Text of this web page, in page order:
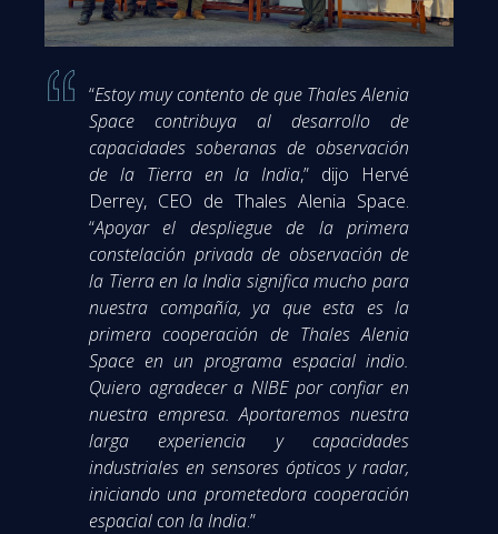
“Estoy muy contento de que Thales Alenia
Space contribuya al desarrollo de
capacidades soberanas de observación
de la Tierra en la India,” dijo Hervé
Derrey, CEO de Thales Alenia Space.
“Apoyar el despliegue de la primera
constelación privada de observación de
la Tierra en la India significa mucho para
nuestra compañía, ya que esta es la
primera cooperación de Thales Alenia
Space en un programa espacial indio.
Quiero agradecer a NIBE por confiar en
nuestra empresa. Aportaremos nuestra
larga experiencia y capacidades
industriales en sensores ópticos y radar,
iniciando una prometedora cooperación
espacial con la India.”